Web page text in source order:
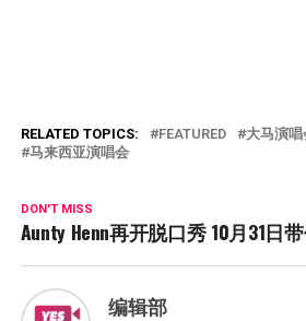
RELATED TOPICS: FEATURED 大马演唱
马来西亚演唱会
DON'T MISS
Aunty Henn再开脱口秀 10月31日
编辑部